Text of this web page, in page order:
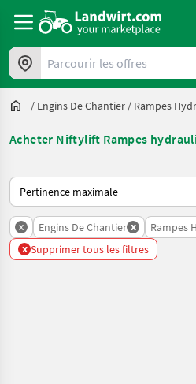
Parcourir les offres
/ Engins De Chantier / Rampes
Acheter Niftylift Rampes
Voici comment les annonces sont
x Engins De Chantier x Rampes
x Supprimer tous les filtres